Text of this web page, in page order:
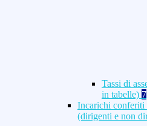
Tassi di
in tabelle) 7
Incarichi conferiti
(dirigenti e non